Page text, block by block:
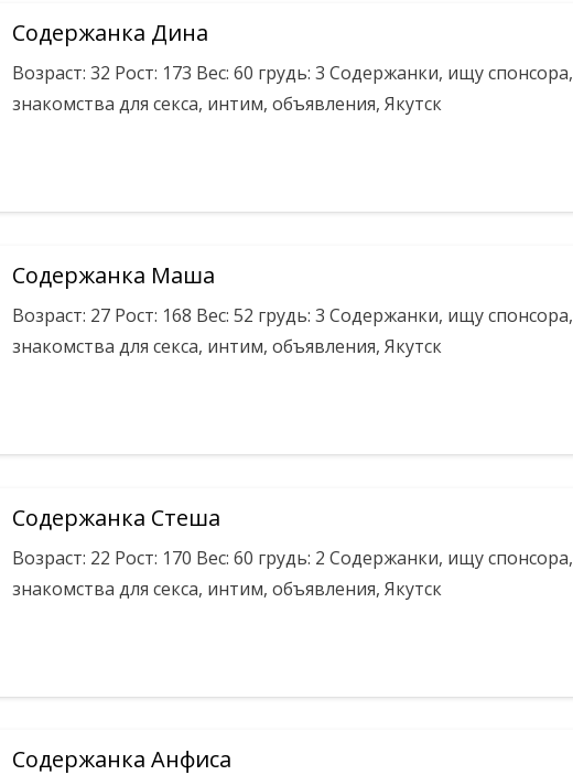
Содержанка Дина
Возраст: 32 Рост: 173 Вес: 60 грудь: 3 Содержанки, ищу спонсора,
знакомства для секса, интим, объявления, Якутск
Содержанка Маша
Возраст: 27 Рост: 168 Вес: 52 грудь: 3 Содержанки, ищу спонсора,
знакомства для секса, интим, объявления, Якутск
Содержанка Стеша
Возраст: 22 Рост: 170 Вес: 60 грудь: 2 Содержанки, ищу спонсора,
знакомства для секса, интим, объявления, Якутск
Содержанка Анфиса